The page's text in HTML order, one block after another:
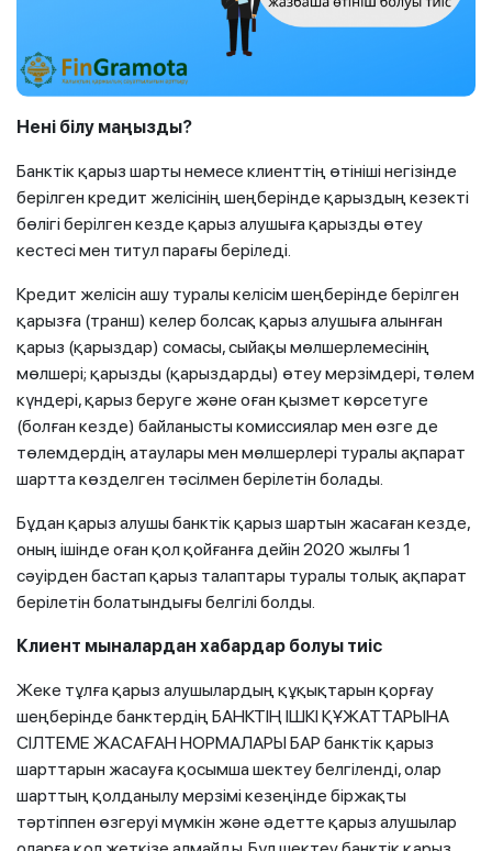
Нені білу маңызды?
Банктік қарыз шарты немесе клиенттің өтініші негізінде
берілген кредит желісінің шеңберінде қарыздың кезекті
бөлігі берілген кезде қарыз алушыға қарызды өтеу
кестесі мен титул парағы беріледі.
Кредит желісін ашу туралы келісім шеңберінде берілген
қарызға (транш) келер болсақ қарыз алушыға алынған
қарыз (қарыздар) сомасы, сыйақы мөлшерлемесінің
мөлшері; қарызды (қарыздарды) өтеу мерзімдері, төлем
күндері, қарыз беруге және оған қызмет көрсетуге
(болған кезде) байланысты комиссиялар мен өзге де
төлемдердің атаулары мен мөлшерлері туралы ақпарат
шартта көзделген тәсілмен берілетін болады.
Бұдан қарыз алушы банктік қарыз шартын жасаған кезде,
оның ішінде оған қол қойғанға дейін 2020 жылғы 1
сәуірден бастап қарыз талаптары туралы толық ақпарат
берілетін болатындығы белгілі болды.
Клиент мыналардан хабардар болуы тиіс
Жеке тұлға қарыз алушылардың құқықтарын қорғау
шеңберінде банктердің БАНКТІҢ ІШКІ ҚҰЖАТТАРЫНА
СІЛТЕМЕ ЖАСАҒАН НОРМАЛАРЫ БАР банктік қарыз
шарттарын жасауға қосымша шектеу белгіленді, олар
шарттың қолданылу мерзімі кезеңінде біржақты
тәртіппен өзгеруі мүмкін және әдетте қарыз алушылар